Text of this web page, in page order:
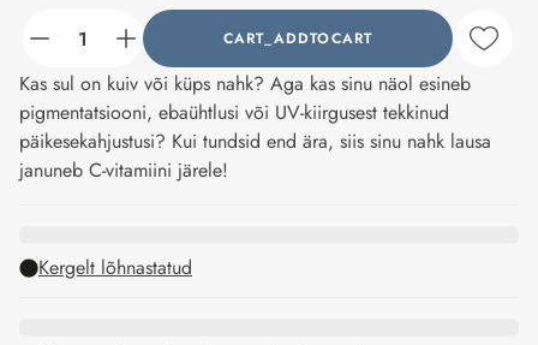
counter_current CART_ADDTOCART
Kas sul on kuiv või küps nahk? Aga kas sinu näol esineb
pigmentatsiooni, ebaühtlusi või UV-kiirgusest tekkinud
päikesekahjustusi? Kui tundsid end ära, siis sinu nahk lausa
januneb C-vitamiini järele!
Kergelt lõhnastatud